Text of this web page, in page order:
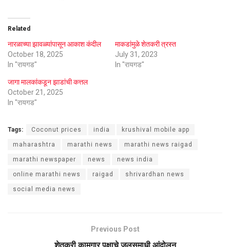
Related
नारळाच्या झावळ्यांपासून आकाश कंदील
October 18, 2025
In "रायगड"
माकडांमुळे शेतकरी त्रस्त
July 31, 2023
In "रायगड"
जागा मालकांकडून झाडांची कत्तल
October 21, 2025
In "रायगड"
Tags: Coconut prices india krushival mobile app
maharashtra marathi news marathi news raigad
marathi newspaper news news india
online marathi news raigad shrivardhan news
social media news
Previous Post